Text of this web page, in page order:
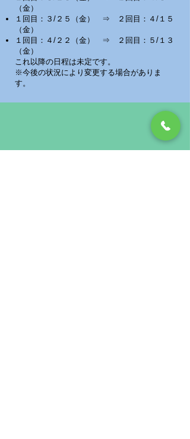
（金）
１回目：３/２５（金） ⇒ ２回目：４/１５
（金）
１回目：４/２２（金） ⇒ ２回目：５/１３
（金）
これ以降の日程は未定です。
※今後の状況により変更する場合がありま
す。